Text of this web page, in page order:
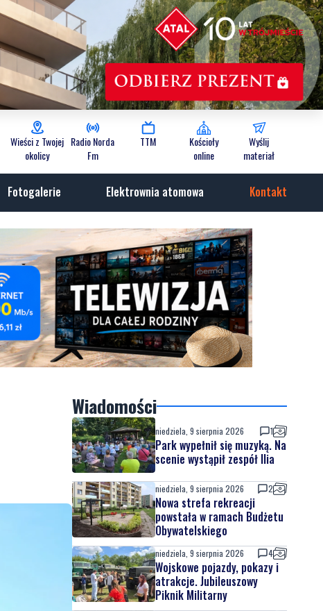
Wieści z Twojej
okolicy
Radio Norda
Fm
TTM
Kościoły
online
Wyślij
materiał
Fotogalerie Elektrownia atomowa Kontakt
Wiadomości
niedziela, 9 sierpnia 2026 1
Park wypełnił się muzyką. Na
scenie wystąpił zespół Ilia
niedziela, 9 sierpnia 2026 2
Nowa strefa rekreacji
powstała w ramach Budżetu
Obywatelskiego
niedziela, 9 sierpnia 2026 4
Wojskowe pojazdy, pokazy i
atrakcje. Jubileuszowy
Piknik Militarny